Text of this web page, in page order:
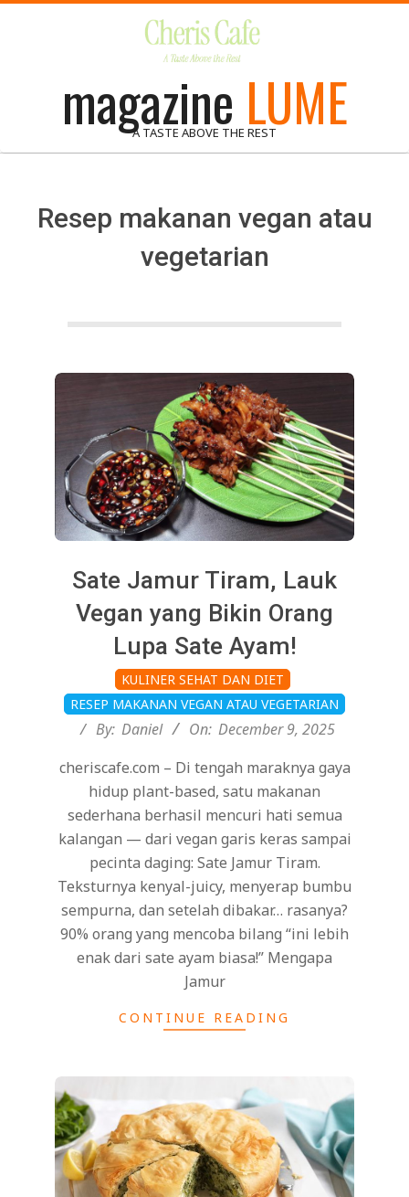
magazine LUME
A TASTE ABOVE THE REST
Resep makanan vegan atau
vegetarian
Sate Jamur Tiram, Lauk
Vegan yang Bikin Orang
Lupa Sate Ayam!
12-
09
KULINER SEHAT DAN DIET
RESEP MAKANAN VEGAN ATAU VEGETARIAN
By: Daniel On: December 9, 2025
cheriscafe.com – Di tengah maraknya gaya
hidup plant-based, satu makanan
sederhana berhasil mencuri hati semua
kalangan — dari vegan garis keras sampai
pecinta daging: Sate Jamur Tiram.
Teksturnya kenyal-juicy, menyerap bumbu
sempurna, dan setelah dibakar… rasanya?
90% orang yang mencoba bilang “ini lebih
enak dari sate ayam biasa!” Mengapa
Jamur
CONTINUE READING